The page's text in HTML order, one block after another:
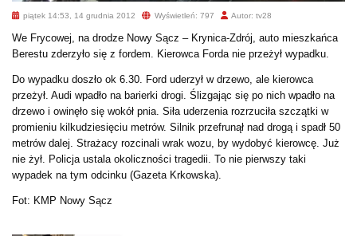
piątek 14:53, 14 grudnia 2012 Wyświetleń: 797 Autor: tv28
We Frycowej, na drodze Nowy Sącz – Krynica-Zdrój, auto mieszkańca
Berestu zderzyło się z fordem. Kierowca Forda nie przeżył wypadku.
Do wypadku doszło ok 6.30. Ford uderzył w drzewo, ale kierowca
przeżył. Audi wpadło na barierki drogi. Ślizgając się po nich wpadło na
drzewo i owinęło się wokół pnia. Siła uderzenia rozrzuciła szczątki w
promieniu kilkudziesięciu metrów. Silnik przefrunął nad drogą i spadł 50
metrów dalej. Strażacy rozcinali wrak wozu, by wydobyć kierowcę. Już
nie żył. Policja ustala okoliczności tragedii. To nie pierwszy taki
wypadek na tym odcinku (Gazeta Krkowska).
Fot: KMP Nowy Sącz